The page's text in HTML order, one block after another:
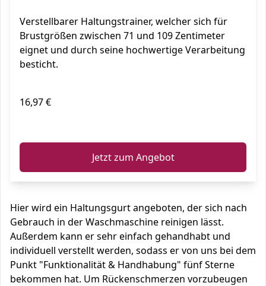
Verstellbarer Haltungstrainer, welcher sich für
Brustgrößen zwischen 71 und 109 Zentimeter
eignet und durch seine hochwertige Verarbeitung
besticht.
16,97 €
Jetzt zum Angebot
Hier wird ein Haltungsgurt angeboten, der sich nach
Gebrauch in der Waschmaschine reinigen lässt.
Außerdem kann er sehr einfach gehandhabt und
individuell verstellt werden, sodass er von uns bei dem
Punkt "Funktionalität & Handhabung" fünf Sterne
bekommen hat. Um Rückenschmerzen vorzubeugen